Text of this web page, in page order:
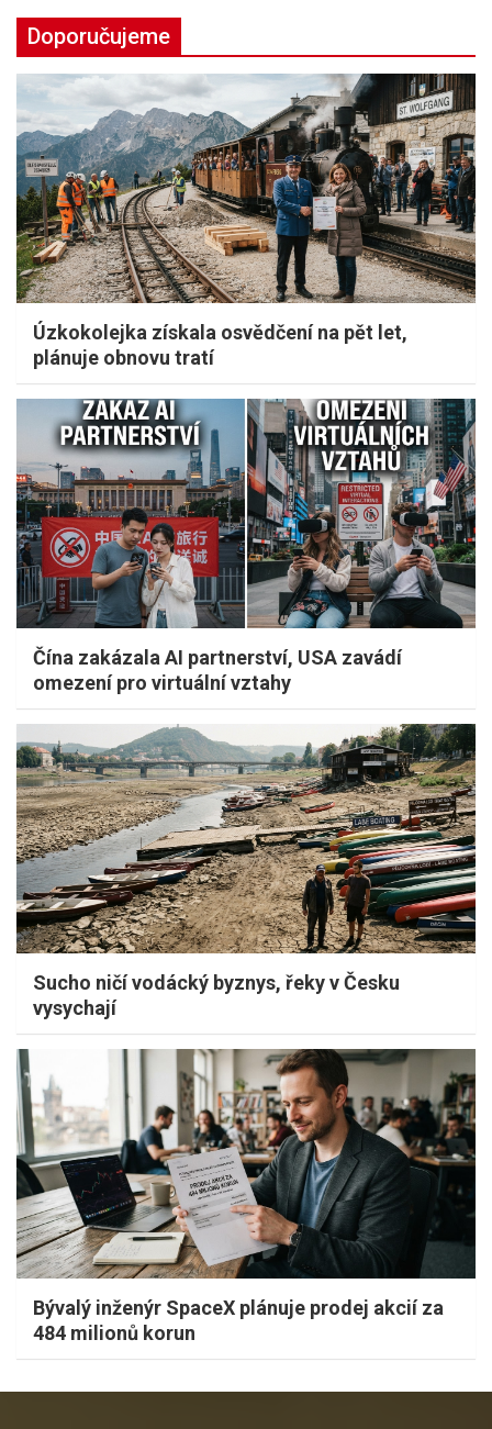
Doporučujeme
Úzkokolejka získala osvědčení na pět let,
plánuje obnovu tratí
Čína zakázala AI partnerství, USA zavádí
omezení pro virtuální vztahy
Sucho ničí vodácký byznys, řeky v Česku
vysychají
Bývalý inženýr SpaceX plánuje prodej akcií za
484 milionů korun